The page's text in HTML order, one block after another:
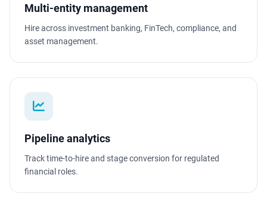
Multi-entity management
Hire across investment banking, FinTech, compliance, and
asset management.
Pipeline analytics
Track time-to-hire and stage conversion for regulated
financial roles.